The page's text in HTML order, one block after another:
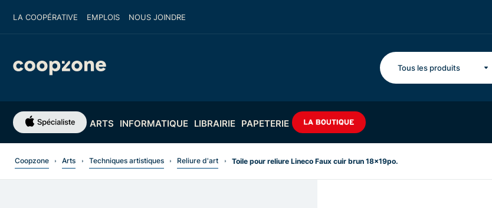
LA COOPÉRATIVE EMPLOIS NOUS JOINDRE
Tous les produits
ARTS INFORMATIQUE LIBRAIRIE PAPETERIE
Coopzone Arts Techniques artistiques Reliure d'art Toile pour reliure Lineco Faux cuir brun 18x19po.